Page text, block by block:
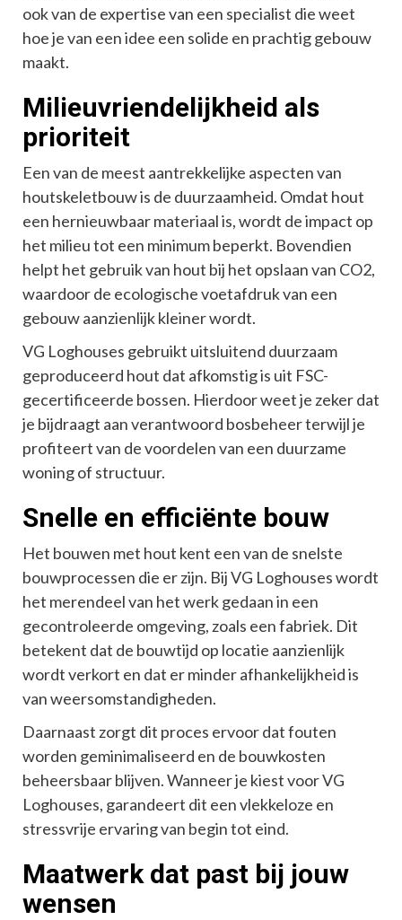
ook van de expertise van een specialist die weet
hoe je van een idee een solide en prachtig gebouw
maakt.
Milieuvriendelijkheid als
prioriteit
Een van de meest aantrekkelijke aspecten van
houtskeletbouw is de duurzaamheid. Omdat hout
een hernieuwbaar materiaal is, wordt de impact op
het milieu tot een minimum beperkt. Bovendien
helpt het gebruik van hout bij het opslaan van CO2,
waardoor de ecologische voetafdruk van een
gebouw aanzienlijk kleiner wordt.
VG Loghouses gebruikt uitsluitend duurzaam
geproduceerd hout dat afkomstig is uit FSC-
gecertificeerde bossen. Hierdoor weet je zeker dat
je bijdraagt aan verantwoord bosbeheer terwijl je
profiteert van de voordelen van een duurzame
woning of structuur.
Snelle en efficiënte bouw
Het bouwen met hout kent een van de snelste
bouwprocessen die er zijn. Bij VG Loghouses wordt
het merendeel van het werk gedaan in een
gecontroleerde omgeving, zoals een fabriek. Dit
betekent dat de bouwtijd op locatie aanzienlijk
wordt verkort en dat er minder afhankelijkheid is
van weersomstandigheden.
Daarnaast zorgt dit proces ervoor dat fouten
worden geminimaliseerd en de bouwkosten
beheersbaar blijven. Wanneer je kiest voor VG
Loghouses, garandeert dit een vlekkeloze en
stressvrije ervaring van begin tot eind.
Maatwerk dat past bij jouw
wensen